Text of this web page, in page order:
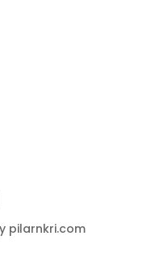
pilarnkri.com